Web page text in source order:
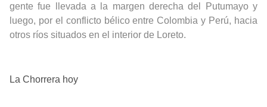
gente fue llevada a la margen derecha del Putumayo y
luego, por el conflicto bélico entre Colombia y Perú, hacia
otros ríos situados en el interior de Loreto.
La Chorrera hoy